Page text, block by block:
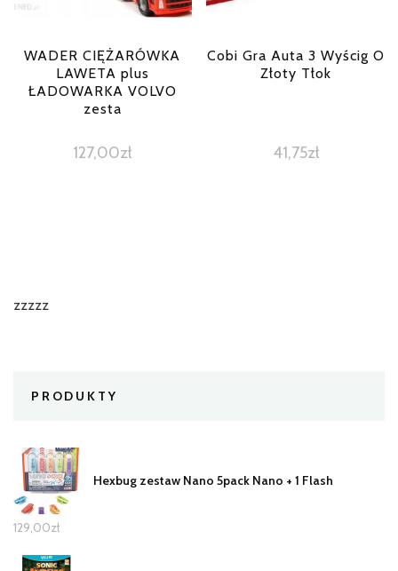
WADER CIĘŻARÓWKA
LAWETA plus
ŁADOWARKA VOLVO
zesta
127,00zł
Cobi Gra Auta 3 Wyścig O
Złoty Tłok
41,75zł
zzzzz
PRODUKTY
Hexbug zestaw Nano 5pack Nano + 1 Flash
129,00zł